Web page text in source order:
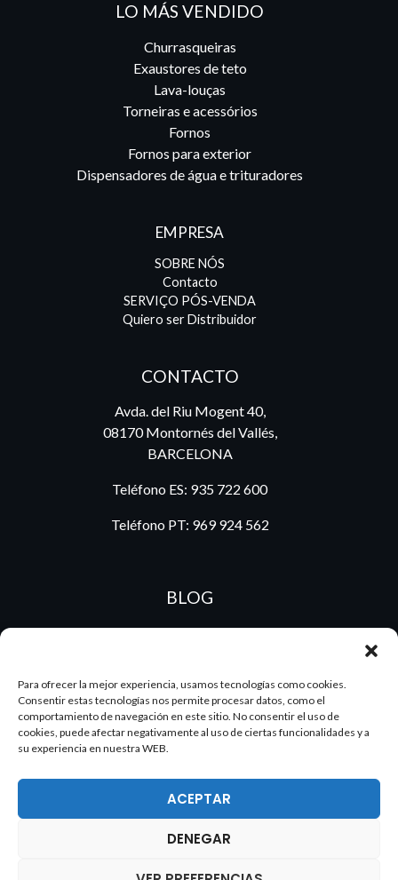
Para ofrecer la mejor experiencia, usamos tecnologías como cookies.
Consentir estas tecnologías nos permite procesar datos, como el
comportamiento de navegación en este sitio. No consentir el uso de
cookies, puede afectar negativamente al uso de ciertas funcionalidades y a
su experiencia en nuestra WEB.
ACEPTAR
DENEGAR
LO MÁS VENDIDO
Churrasqueiras
Exaustores de teto
Lava-louças
Torneiras e acessórios
Fornos
Fornos para exterior
Dispensadores de água e trituradores
EMPRESA
SOBRE NÓS
Contacto
SERVIÇO PÓS-VENDA
Quiero ser Distribuidor
CONTACTO
Avda. del Riu Mogent 40,
08170 Montornés del Vallés,
BARCELONA
Teléfono ES: 935 722 600
Teléfono PT: 969 924 562
BLOG
2026 Dake. Todos los derechos reservados.